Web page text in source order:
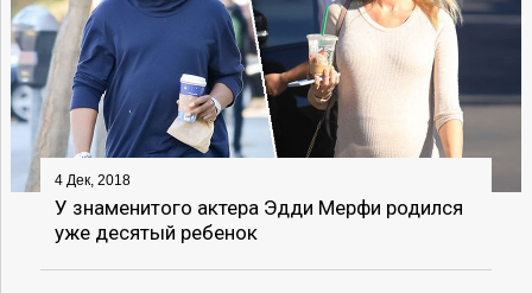
4 Дек, 2018
У знаменитого актера Эдди Мерфи родился
уже десятый ребенок